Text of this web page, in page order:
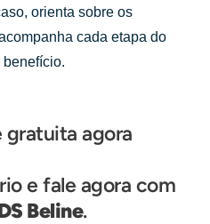
orienta sobre os
cada etapa do
benefício.
gratuita agora
e fale agora com
Beline.